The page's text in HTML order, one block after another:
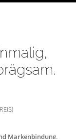
Markenbindung,